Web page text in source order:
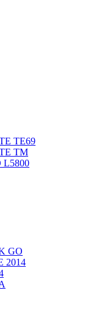
TE69
TM
L5800
GO
2014